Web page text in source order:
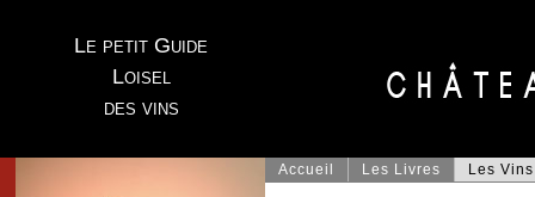
Le petit Guide
Loisel
des vins
Accueil Les Livres Les Vins